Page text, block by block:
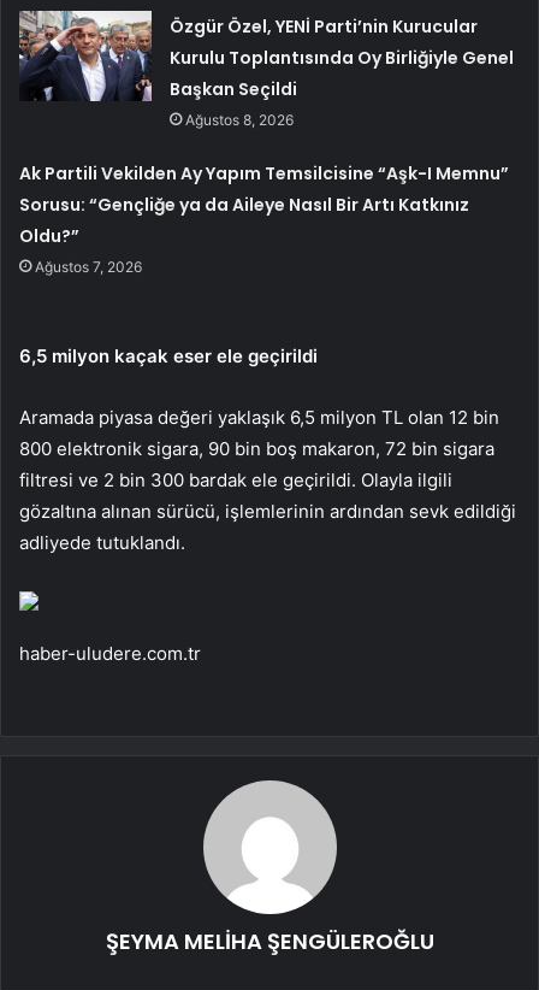
Özgür Özel, YENİ Parti’nin Kurucular
Kurulu Toplantısında Oy Birliğiyle Genel
Başkan Seçildi
Ağustos 8, 2026
Ak Partili Vekilden Ay Yapım Temsilcisine “Aşk-I Memnu”
Sorusu: “Gençliğe ya da Aileye Nasıl Bir Artı Katkınız
Oldu?”
Ağustos 7, 2026
6,5 milyon kaçak eser ele geçirildi
Aramada piyasa değeri yaklaşık 6,5 milyon TL olan 12 bin
800 elektronik sigara, 90 bin boş makaron, 72 bin sigara
filtresi ve 2 bin 300 bardak ele geçirildi. Olayla ilgili
gözaltına alınan sürücü, işlemlerinin ardından sevk edildiği
adliyede tutuklandı.
haber-uludere.com.tr
ŞEYMA MELİHA ŞENGÜLEROĞLU